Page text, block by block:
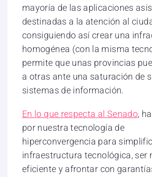
mayoría de las aplicaciones
destinadas a la atención al
consiguiendo así crear una
homogénea (con la misma
permite que unas provincias
a otras ante una saturación de
sistemas de información.
En lo que respecta al Senado,
por nuestra tecnología de
hiperconvergencia para
infraestructura tecnológica, ser
eficiente y afrontar con